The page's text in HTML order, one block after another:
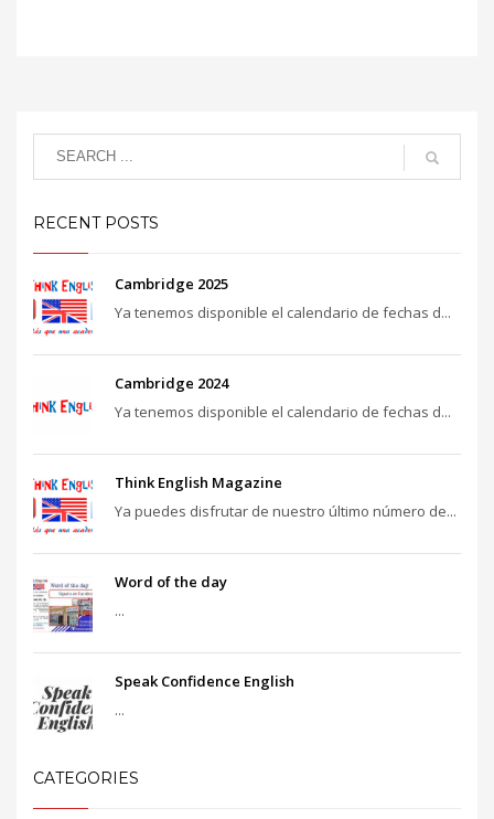
RECENT POSTS
Cambridge 2025
Ya tenemos disponible el calendario de fechas d...
Cambridge 2024
Ya tenemos disponible el calendario de fechas d...
Think English Magazine
Ya puedes disfrutar de nuestro último número de...
Word of the day
...
Speak Confidence English
...
CATEGORIES